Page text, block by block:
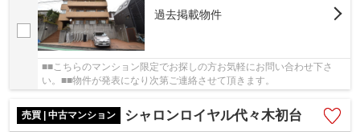
過去掲載物件
■■こちらのマンション限定でお探しの方お気軽にお問い合わせ下さ
い。■■物件が発表になり次第ご連絡させて頂きます。
売買 | 中古マンション シャロンロイヤル代々木初台